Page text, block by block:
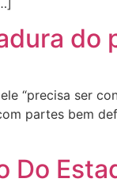
do
“precisa ser
partes bem